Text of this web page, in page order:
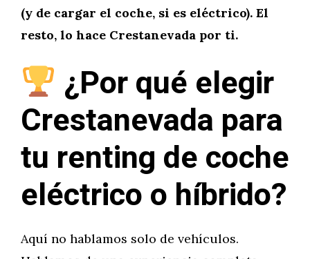
(y de cargar el coche, si es eléctrico). El
resto, lo hace Crestanevada por ti.
¿Por qué elegir
Crestanevada para
tu renting de coche
eléctrico o híbrido?
Aquí no hablamos solo de vehículos.